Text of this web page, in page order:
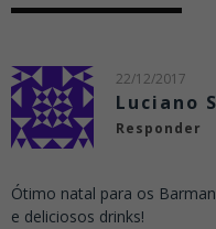
22/12/2017
Luciano
Responder
Ótimo natal para os
e deliciosos drinks!